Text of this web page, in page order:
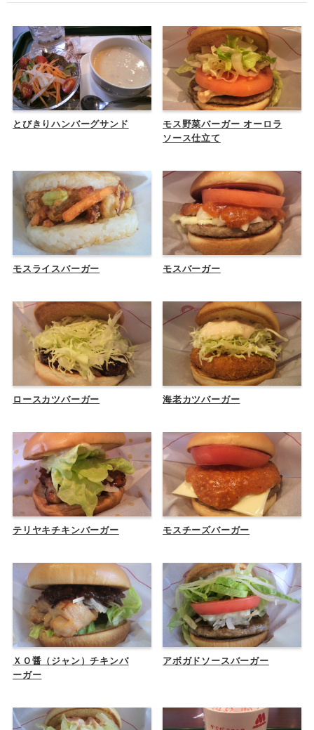
とびきりハンバーグサンド
モス野菜バーガー オーロラ
ソース仕立て
モスライスバーガー モスバーガー
ロースカツバーガー 海老カツバーガー
テリヤキチキンバーガー モスチーズバーガー
ＸＯ醤（ジャン）チキンバ
ーガー
アボガドソースバーガー